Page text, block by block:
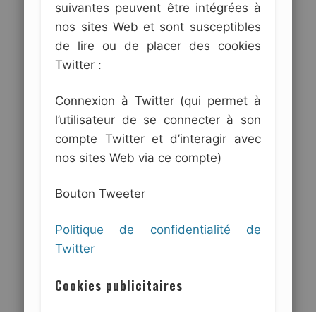
suivantes peuvent être intégrées à
nos sites Web et sont susceptibles
de lire ou de placer des cookies
Twitter :
Connexion à Twitter (qui permet à
l’utilisateur de se connecter à son
compte Twitter et d’interagir avec
nos sites Web via ce compte)
Bouton Tweeter
Politique de confidentialité de
Twitter
Cookies publicitaires